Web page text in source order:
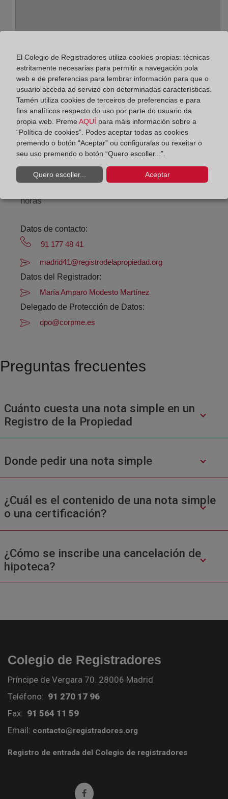
Enderezo:
Alcalá, 540 - Edif. A - planta 2ª, 28027
Horario:
Agosto: De lunes a viernes de 09:00 a 14:00 horas
horas
Datos de contacto:
91 177 48 41
madrid41@registrodelapropiedad.org
Datos del Registrador:
María Amparo Modesto Martínez
Delegado de Protección de Datos:
dpo@corpme.es
Preguntas frecuentes
Cuánto cuesta una nota simple en un
Registro de la Propiedad
Donde pedir una nota simple
¿Cuál es el contenido de una nota simple
o una certificación?
¿Cómo se inscribe una cancelación de
hipoteca?
Colegio de Registradores
Príncipe de Vergara 70. 28006 Madrid
Teléfono: 91 270 17 96
Fax: 91 564 11 59
Email: contacto@registradores.org
Registro de entrada del Colegio de registradores
Ir a facebook (abre en ventana nueva)
El Colegio de Registradores utiliza cookies propias: técnicas
estritamente necesarias para permitir a navegación pola
web e de preferencias para lembrar información para que o
usuario acceda ao servizo con determinadas características.
Tamén utiliza cookies de terceiros de preferencias e para
fins analíticos respecto do uso por parte do usuario da
propia web. Preme AQUÍ para máis información sobre a
“Política de cookies”. Podes aceptar todas as cookies
premendo o botón “Aceptar” ou configuralas ou rexeitar o
seu uso premendo o botón “Quero escoller...”.
Quero escoller... Aceptar